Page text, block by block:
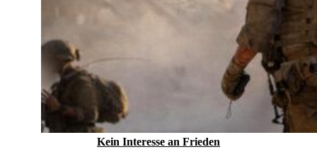
Kein Inte­resse an Frieden